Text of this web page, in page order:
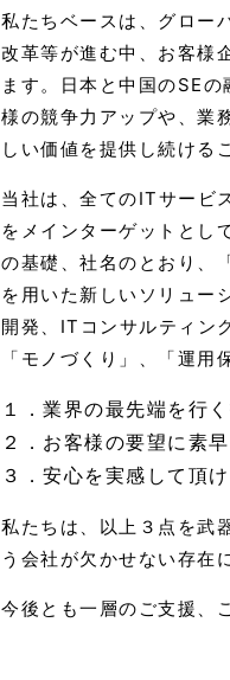
私たちベースは、グロー
改革等が進む中、お客様
ます。日本と中国のSE
様の競争力アップや、業
しい価値を提供し続ける
当社は、全てのITサービ
をメインターゲットとし
の基礎、社名のとおり、
を用いた新しいソリュー
開発、ITコンサルティン
「モノづくり」、「運用
１．業界の最先端を行
２．お客様の要望に素
３．安心を実感して頂
私たちは、以上３点を武
う会社が欠かせない存在
今後とも一層のご支援、